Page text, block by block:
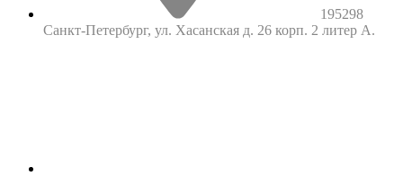
195298
Санкт-Петербург, ул. Хасанская д. 26 корп. 2 литер А.